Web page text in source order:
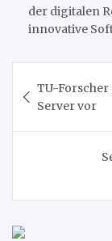
der digitalen
innovative
TU-
Server vor